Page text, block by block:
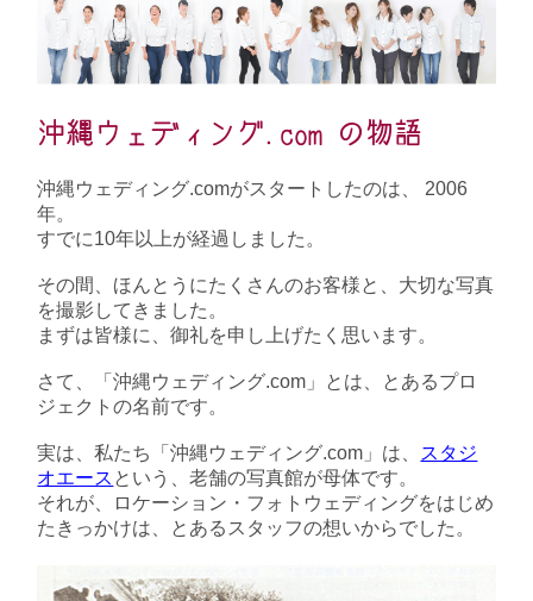
沖縄ウェディング.com の物語
沖縄ウェディング.comがスタートしたのは、 2006
年。
すでに10年以上が経過しました。
その間、ほんとうにたくさんのお客様と、大切な写真
を撮影してきました。
まずは皆様に、御礼を申し上げたく思います。
さて、「沖縄ウェディング.com」とは、とあるプロ
ジェクトの名前です。
実は、私たち「沖縄ウェディング.com」は、 スタジ
オエース という、老舗の写真館が母体です。
それが、ロケーション・フォトウェディングをはじめ
たきっかけは、とあるスタッフの想いからでした。